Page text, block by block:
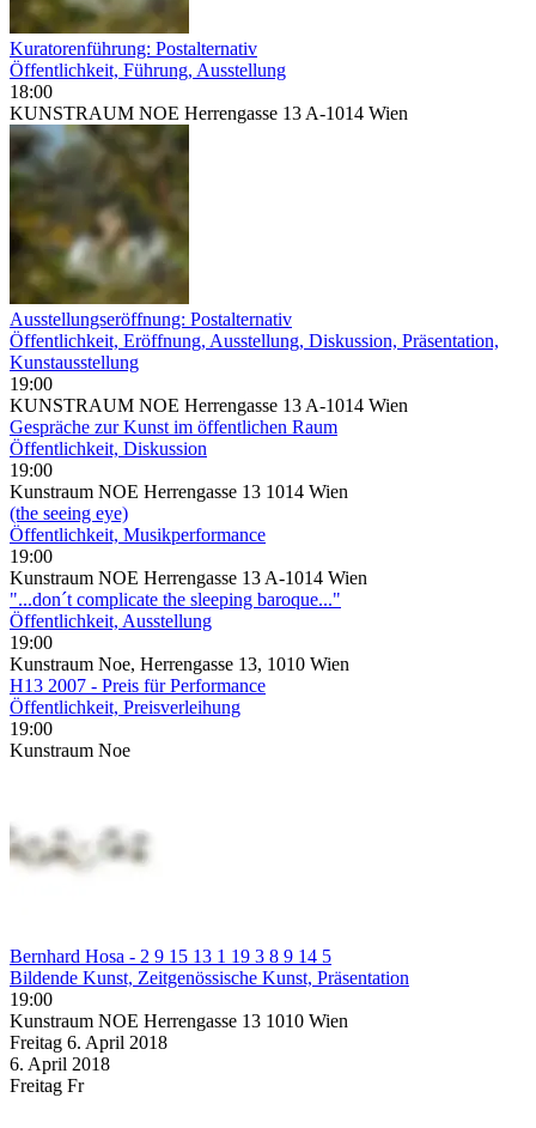
Kuratorenführung: Postalternativ
Öffentlichkeit, Führung, Ausstellung
18:00
KUNSTRAUM NOE Herrengasse 13 A-1014 Wien
Ausstellungseröffnung: Postalternativ
Öffentlichkeit, Eröffnung, Ausstellung, Diskussion, Präsentation,
Kunstausstellung
19:00
KUNSTRAUM NOE Herrengasse 13 A-1014 Wien
Gespräche zur Kunst im öffentlichen Raum
Öffentlichkeit, Diskussion
19:00
Kunstraum NOE Herrengasse 13 1014 Wien
(the seeing eye)
Öffentlichkeit, Musikperformance
19:00
Kunstraum NOE Herrengasse 13 A-1014 Wien
"...don´t complicate the sleeping baroque..."
Öffentlichkeit, Ausstellung
19:00
Kunstraum Noe, Herrengasse 13, 1010 Wien
H13 2007 - Preis für Performance
Öffentlichkeit, Preisverleihung
19:00
Kunstraum Noe
Bernhard Hosa - 2 9 15 13 1 19 3 8 9 14 5
Bildende Kunst, Zeitgenössische Kunst, Präsentation
19:00
Kunstraum NOE Herrengasse 13 1010 Wien
Freitag 6. April 2018
6. April 2018
Freitag Fr